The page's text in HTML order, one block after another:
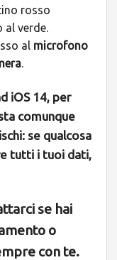
rosso
al verde.
al microfono
.
iOS 14, per
comunque
se qualcosa
tutti i tuoi dati,
se hai
o
con te.